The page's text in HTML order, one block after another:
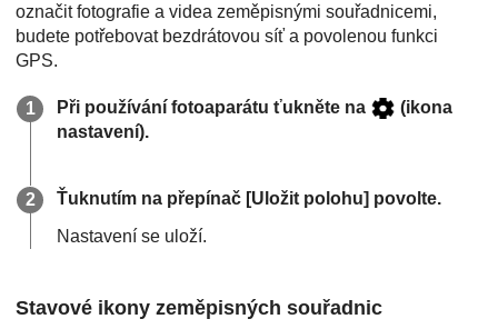
označit fotografie a videa zeměpisnými souřadnicemi,
budete potřebovat bezdrátovou síť a povolenou funkci
GPS.
Při používání fotoaparátu ťukněte na
(ikona
nastavení).
Ťuknutím na přepínač [Uložit polohu] povolte.
Nastavení se uloží.
Stavové ikony zeměpisných souřadnic